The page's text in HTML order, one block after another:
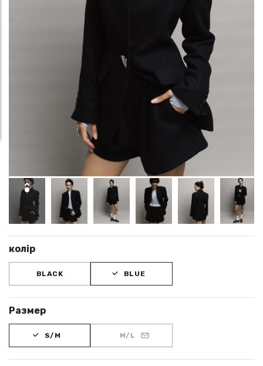
колір
BLACK BLUE
Размер
S/M M/L